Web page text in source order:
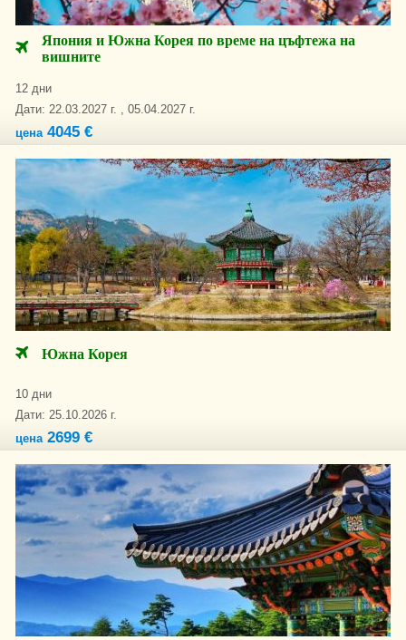
Япония и Южна Корея по време на цъфтежа на
вишните
12 дни
Дати: 22.03.2027 г. , 05.04.2027 г.
цена4045 €
Южна Корея
10 дни
Дати: 25.10.2026 г.
цена2699 €